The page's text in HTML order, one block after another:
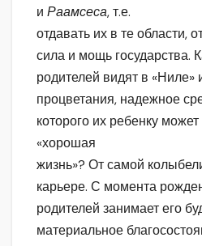
и Раамсеса, т.е.
отдавать их в те области,
сила и мощь государства.
родителей видят в «Ниле»
процветания, надежное
которого их ребенку
«хорошая
жизнь»? От самой
карьере. С момента
родителей занимает его
материальное